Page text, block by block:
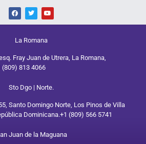
La Romana
Fray Juan de Utrera, La Romana,
(809) 813 4066
Sto Dgo | Norte.
Santo Domingo Norte, Los Pinos de Villa
Dominicana.+1 (809) 566 5741
Juan de la Maguana